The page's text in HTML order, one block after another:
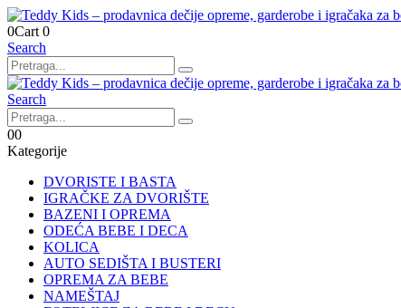
0Cart 0
Search
Search
00
Kategorije
DVORISTE I BASTA
IGRAČKE ZA DVORIŠTE
BAZENI I OPREMA
ODEĆA BEBE I DECA
KOLICA
AUTO SEDIŠTA I BUSTERI
OPREMA ZA BEBE
NAMEŠTAJ